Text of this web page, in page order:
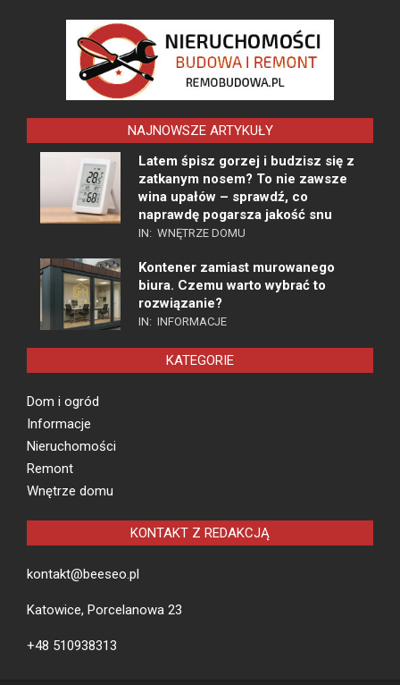
NAJNOWSZE ARTYKUŁY
Latem śpisz gorzej i budzisz się z
zatkanym nosem? To nie zawsze
wina upałów – sprawdź, co
naprawdę pogarsza jakość snu
IN: WNĘTRZE DOMU
Kontener zamiast murowanego
biura. Czemu warto wybrać to
rozwiązanie?
IN: INFORMACJE
KATEGORIE
Dom i ogród
Informacje
Nieruchomości
Remont
Wnętrze domu
KONTAKT Z REDAKCJĄ
kontakt@beeseo.pl
Katowice, Porcelanowa 23
+48 510938313